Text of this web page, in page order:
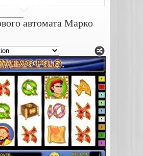
новости
автомата Марко